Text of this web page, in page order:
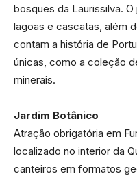
bosques da Laurissilva.
lagoas e cascatas, além
contam a história de
únicas, como a coleção
minerais.
Jardim Botânico
Atração obrigatória em
localizado no interior da
canteiros em formatos